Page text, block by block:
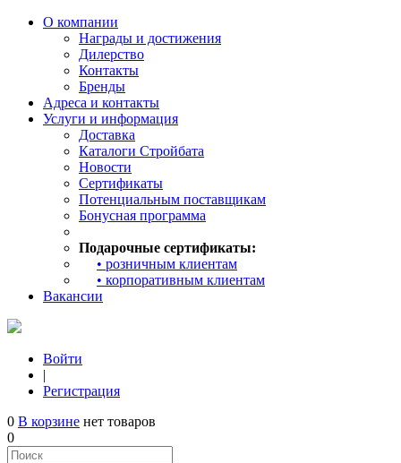
О компании
Награды и достижения
Дилерство
Контакты
Бренды
Адреса и контакты
Услуги и информация
Доставка
Каталоги Стройбата
Новости
Сертификаты
Потенциальным поставщикам
Бонусная программа
Подарочные сертификаты:
• розничным клиентам
• корпоративным клиентам
Вакансии
Войти
|
Регистрация
0 В корзине нет товаров
0